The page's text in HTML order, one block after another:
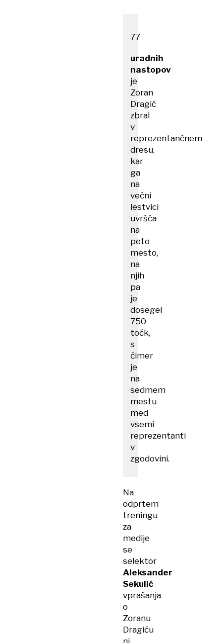
77
uradnih
nastopov
je
Zoran
Dragić
zbral
v
reprezentančnem
dresu,
kar
ga
na
večni
lestvici
uvršča
na
peto
mesto,
na
njih
pa
je
dosegel
750
točk,
s
čimer
je
na
sedmem
mestu
med
vsemi
reprezentanti
v
zgodovini.
Na
odprtem
treningu
za
medije
se
selektor
Aleksander
Sekulić
vprašanja
o
Zoranu
Dragiću